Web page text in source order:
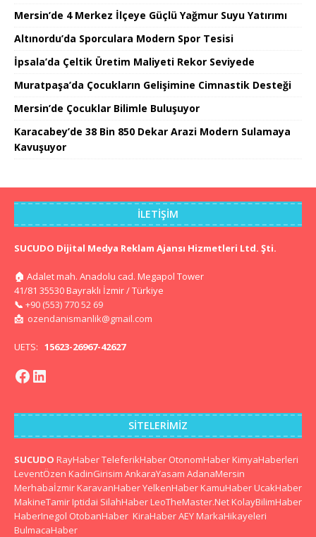
Mersin’de 4 Merkez İlçeye Güçlü Yağmur Suyu Yatırımı
Altınordu’da Sporculara Modern Spor Tesisi
İpsala’da Çeltik Üretim Maliyeti Rekor Seviyede
Muratpaşa’da Çocukların Gelişimine Cimnastik Desteği
Mersin’de Çocuklar Bilimle Buluşuyor
Karacabey’de 38 Bin 850 Dekar Arazi Modern Sulamaya
Kavuşuyor
İLETIŞIM
SUCUDO Dijital Medya Reklam Ajansı Hizmetleri Ltd. Şti.
🏠 Adalet mah. Anadolu cad. Megapol Tower
41/81 35530 Bayraklı İzmir / Türkiye
📞 +90 (553) 770 52 69
📩 ozendanismanlik@gmail.com
UETS: 15623-26967-42627
SITELERIMIZ
SUCUDO RayHaberTeleferikHaber OtonomHaber KimyaHaberleri
LeventÖzen KadinGirisim AnkaraYasam AdanaMersin
Merhabaİzmir KaravanHaberYelkenHaber KamuHaber UcakHaber
MakineTamir Iptidai SilahHaber LeoTheMaster.Net KolayBilimHaber
HaberInegol OtobanHaber KiraHaberAEY MarkaHikayeleri
BulmacaHaber